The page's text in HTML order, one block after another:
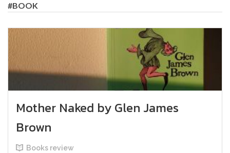
#BOOK
Mother Naked by Glen James
Brown
Books review